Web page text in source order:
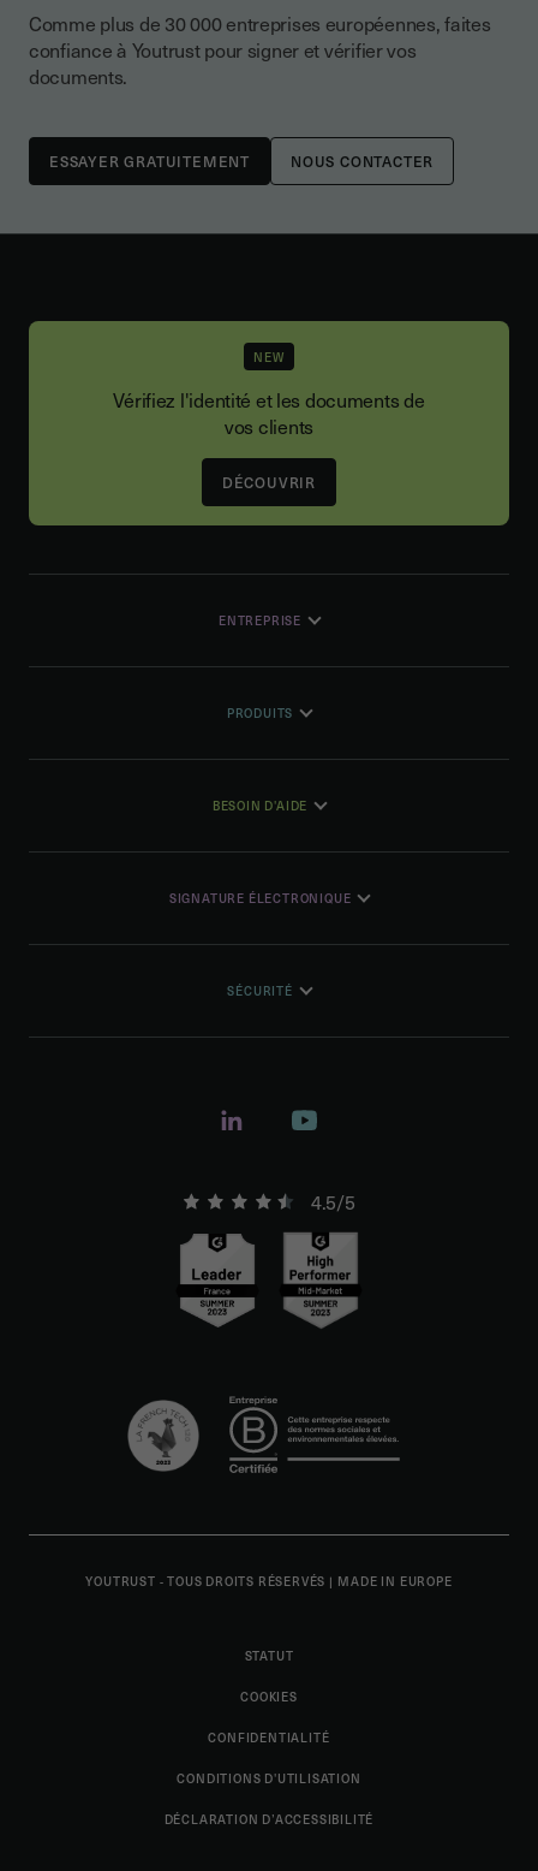
Comme plus de 30 000 entreprises européennes, faites
confiance à Youtrust pour signer et vérifier vos
documents.
NOUS CONTACTER
NEW
Vérifiez l'identité et les documents de
vos clients
DÉCOUVRIR
ENTREPRISE
PRODUITS
BESOIN D'AIDE
SIGNATURE ÉLECTRONIQUE
SÉCURITÉ
4.5/5
YOUTRUST - TOUS DROITS RÉSERVÉS | MADE IN EUROPE
STATUT
COOKIES
CONFIDENTIALITÉ
CONDITIONS D'UTILISATION
DÉCLARATION D’ACCESSIBILITÉ